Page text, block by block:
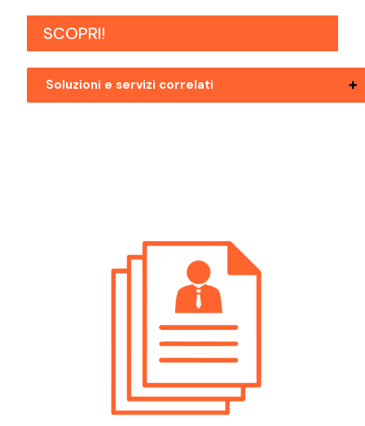
SCOPRI!
Soluzioni e servizi correlati
Ricerca Personale Riva Del Garda
Impiegato Amministrativo
Ricerca Personale Rovereto Impiegato
Ricerca Personale Val Di Non Impiegato
Impiegato Amministrativo
Ricerca Personale Valsugana Impiegato